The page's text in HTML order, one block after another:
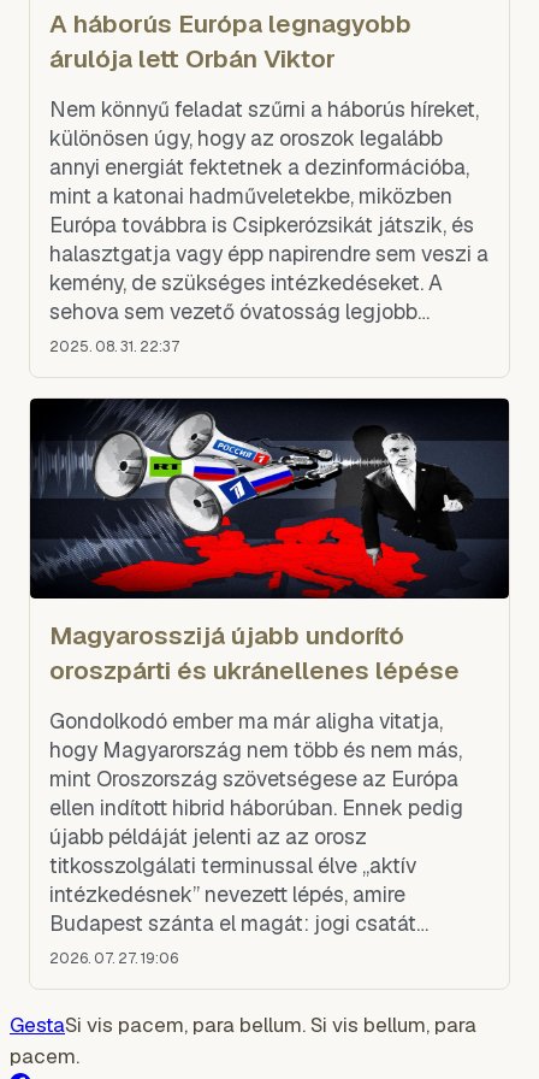
A háborús Európa legnagyobb
árulója lett Orbán Viktor
Nem könnyű feladat szűrni a háborús híreket,
különösen úgy, hogy az oroszok legalább
annyi energiát fektetnek a dezinformációba,
mint a katonai hadműveletekbe, miközben
Európa továbbra is Csipkerózsikát játszik, és
halasztgatja vagy épp napirendre sem veszi a
kemény, de szükséges intézkedéseket. A
sehova sem vezető óvatosság legjobb
példája Magyarország esete – az országot
2025. 08. 31. 22:37
Magyarosszijá újabb undorító
oroszpárti és ukránellenes lépése
Gondolkodó ember ma már aligha vitatja,
hogy Magyarország nem több és nem más,
mint Oroszország szövetségese az Európa
ellen indított hibrid háborúban. Ennek pedig
újabb példáját jelenti az az orosz
titkosszolgálati terminussal élve „aktív
intézkedésnek” nevezett lépés, amire
Budapest szánta el magát: jogi csatát
kezdeményezett az Unió ellen az orosz
2026. 07. 27. 19:06
GestaSi vis pacem, para bellum. Si vis bellum, para
pacem.